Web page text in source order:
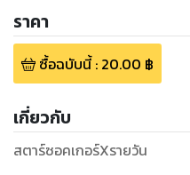
ราคา
ซื้อฉบับนี้: 20.00 ฿
เกี่ยวกับ
สตาร์ซอคเกอร์Xรายวัน